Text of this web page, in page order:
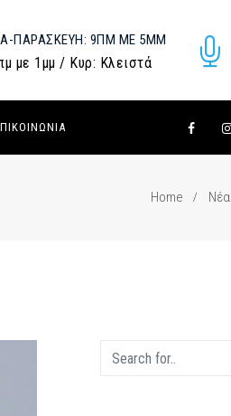
ΠΑΡΑΣΚΕΥΉ: 9ΠΜ ΜΕ 5ΜΜ
με 1μμ / Κυρ: Κλειστά
Home Νέα